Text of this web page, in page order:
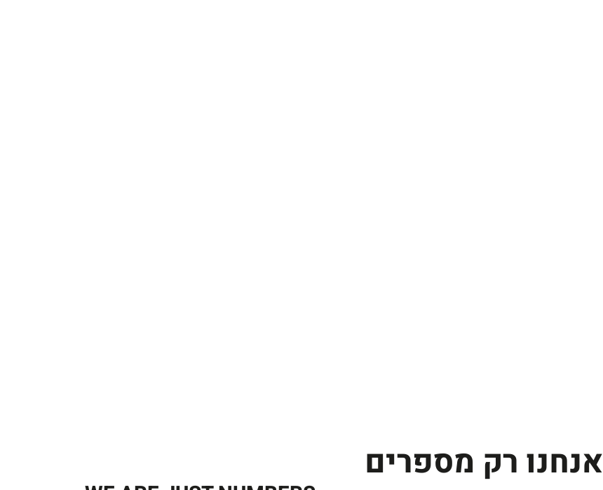
אנחנו רק מספרים